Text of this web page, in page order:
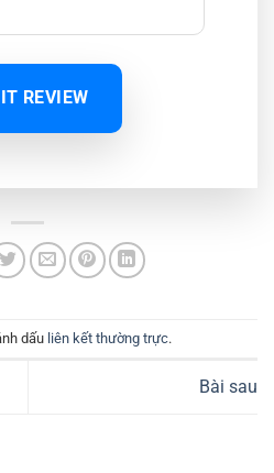
REVIEW
dấu liên kết thường trực.
Bài sau